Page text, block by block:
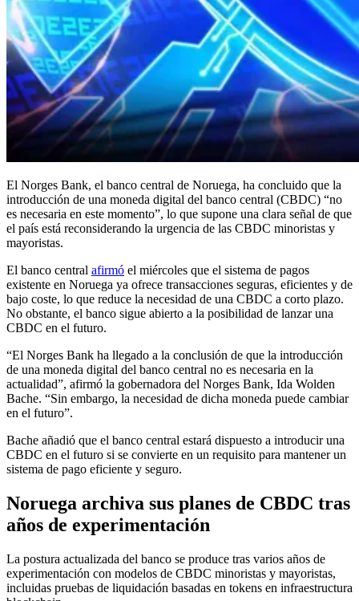
El Norges Bank, el banco central de Noruega, ha concluido que la
introducción de una moneda digital del banco central (CBDC) “no
es necesaria en este momento”, lo que supone una clara señal de que
el país está reconsiderando la urgencia de las CBDC minoristas y
mayoristas.
El banco central afirmó el miércoles que el sistema de pagos
existente en Noruega ya ofrece transacciones seguras, eficientes y de
bajo coste, lo que reduce la necesidad de una CBDC a corto plazo.
No obstante, el banco sigue abierto a la posibilidad de lanzar una
CBDC en el futuro.
“El Norges Bank ha llegado a la conclusión de que la introducción
de una moneda digital del banco central no es necesaria en la
actualidad”, afirmó la gobernadora del Norges Bank, Ida Wolden
Bache. “Sin embargo, la necesidad de dicha moneda puede cambiar
en el futuro”.
Bache añadió que el banco central estará dispuesto a introducir una
CBDC en el futuro si se convierte en un requisito para mantener un
sistema de pago eficiente y seguro.
Noruega archiva sus planes de CBDC tras
años de experimentación
La postura actualizada del banco se produce tras varios años de
experimentación con modelos de CBDC minoristas y mayoristas,
incluidas pruebas de liquidación basadas en tokens en infraestructura